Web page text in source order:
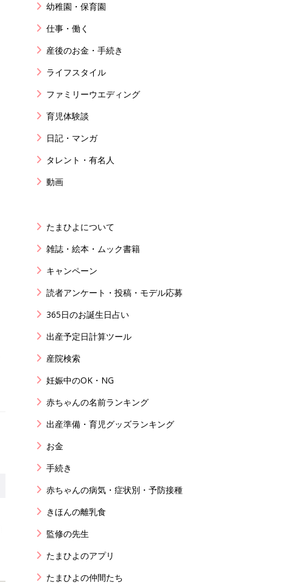
幼稚園・保育園
仕事・働く
産後のお金・手続き
ライフスタイル
ファミリーウエディング
育児体験談
日記・マンガ
タレント・有名人
動画
たまひよについて
雑誌・絵本・ムック書籍
キャンペーン
読者アンケート・投稿・モデル応募
365日のお誕生日占い
出産予定日計算ツール
産院検索
妊娠中のOK・NG
赤ちゃんの名前ランキング
出産準備・育児グッズランキング
お金
手続き
赤ちゃんの病気・症状別・予防接種
きほんの離乳食
監修の先生
たまひよのアプリ
たまひよの仲間たち